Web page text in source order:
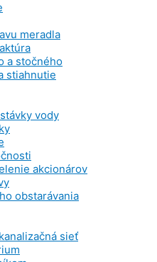
meradla
a stočného
stiahnutie
vody
akcionárov
obstarávania
sieť